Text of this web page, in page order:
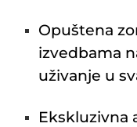
Opuštena
izvedbama
uživanje u
Ekskluzivna